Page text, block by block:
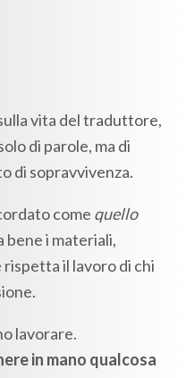
vita del traduttore,
di parole, ma di
di sopravvivenza.
come quello
bene i materiali,
il lavoro di chi
lavorare.
in mano qualcosa